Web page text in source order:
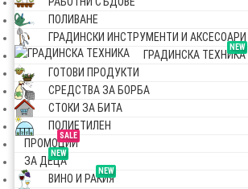
ПОЛИВАНЕ
ГРАДИНСКИ ИНСТРУМЕНТИ И АКСЕСОАРИ
NEW
ГРАДИНСКА ТЕХНИКА
ГОТОВИ ПРОДУКТИ
СРЕДСТВА ЗА БОРБА
СТОКИ ЗА БИТА
ПОЛИЕТИЛЕН
SALE
ПРОМОЦИИ
NEW
ЗА ДЕЦА
NEW
ВИНО И РАКИЯ